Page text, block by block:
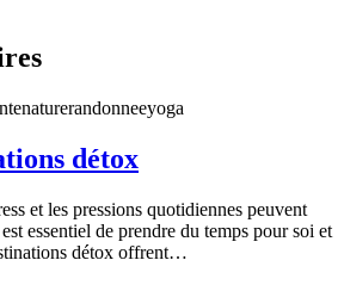
naturerandonneeyoga
détox
et les pressions quotidiennes peuvent
essentiel de prendre du temps pour soi et
détox offrent…